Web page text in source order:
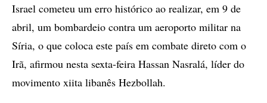
compartilhamento
Israel cometeu um erro histórico ao realizar, em 9 de
abril, um bombardeio contra um aeroporto militar na
Síria, o que coloca este país em combate direto com o
Irã, afirmou nesta sexta-feira Hassan Nasralá, líder do
movimento xiita libanês Hezbollah.